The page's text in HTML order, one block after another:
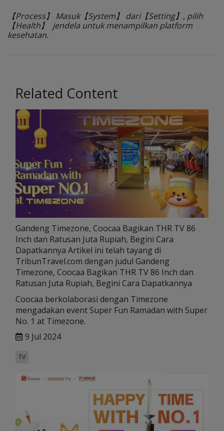
【Process】 Masuk【System】 dari【Setting】, pilih
【Health】 jendela untuk menampilkan platform
kesehatan.
Related Content
Gandeng Timezone, Coocaa Bagikan THR TV 86
Inch dan Ratusan Juta Rupiah, Begini Cara
Dapatkannya Artikel ini telah tayang di
TribunTravel.com dengan judul Gandeng
Timezone, Coocaa Bagikan THR TV 86 Inch dan
Ratusan Juta Rupiah, Begini Cara Dapatkannya
Coocaa berkolaborasi dengan Timezone
mengadakan event Super Fun Ramadan with Super
No. 1 at Timezone.
9 Jul 2024
TV